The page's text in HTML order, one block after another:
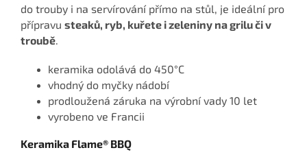
do trouby i na servírování přímo na stůl, je ideální pro
přípravu steaků, ryb, kuřete i zeleniny na grilu či v
troubě
keramika odolává do 450°C
vhodný do myčky nádobí
prodloužená záruka na výrobní vady 10 let
vyrobeno ve Francii
Keramika Flame® BBQ